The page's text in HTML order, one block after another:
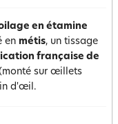
en étamine
en métis, un tissage
française de
sur œillets
d'œil.